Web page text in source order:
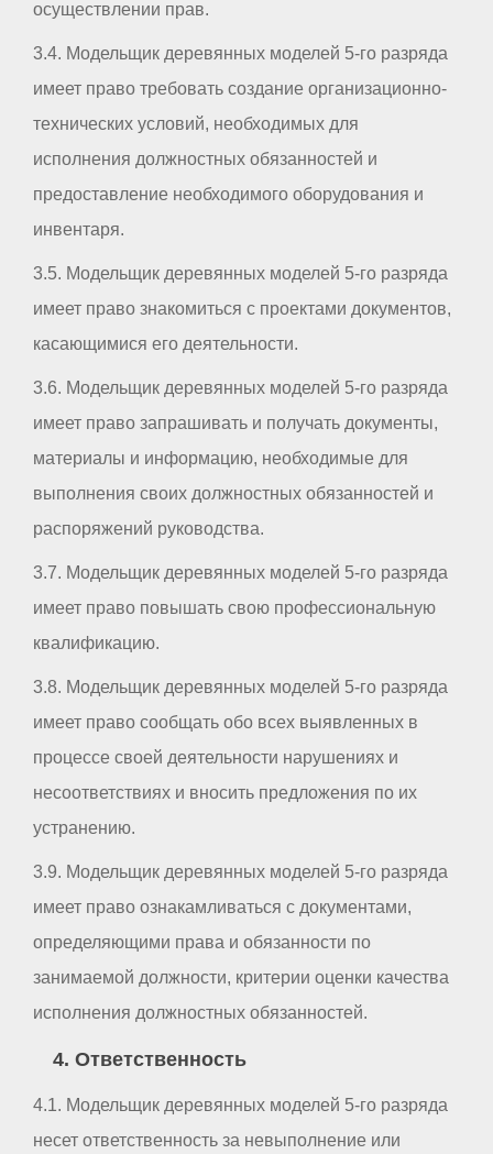
осуществлении прав.
3.4. Модельщик деревянных моделей 5-го разряда
имеет право требовать создание организационно-
технических условий, необходимых для
исполнения должностных обязанностей и
предоставление необходимого оборудования и
инвентаря.
3.5. Модельщик деревянных моделей 5-го разряда
имеет право знакомиться с проектами документов,
касающимися его деятельности.
3.6. Модельщик деревянных моделей 5-го разряда
имеет право запрашивать и получать документы,
материалы и информацию, необходимые для
выполнения своих должностных обязанностей и
распоряжений руководства.
3.7. Модельщик деревянных моделей 5-го разряда
имеет право повышать свою профессиональную
квалификацию.
3.8. Модельщик деревянных моделей 5-го разряда
имеет право сообщать обо всех выявленных в
процессе своей деятельности нарушениях и
несоответствиях и вносить предложения по их
устранению.
3.9. Модельщик деревянных моделей 5-го разряда
имеет право ознакамливаться с документами,
определяющими права и обязанности по
занимаемой должности, критерии оценки качества
исполнения должностных обязанностей.
4. Ответственность
4.1. Модельщик деревянных моделей 5-го разряда
несет ответственность за невыполнение или